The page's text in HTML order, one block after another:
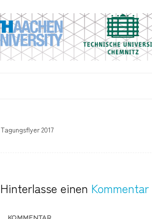
Tagungsflyer 2017
Hinterlasse einen Kommentar